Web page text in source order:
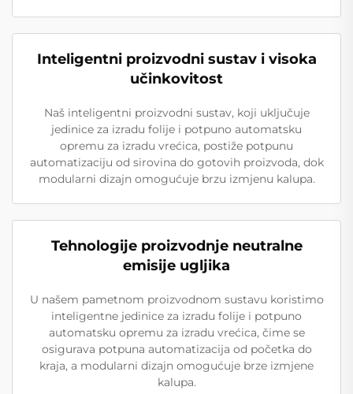
Inteligentni proizvodni sustav i visoka
učinkovitost
Naš inteligentni proizvodni sustav, koji uključuje
jedinice za izradu folije i potpuno automatsku
opremu za izradu vrećica, postiže potpunu
automatizaciju od sirovina do gotovih proizvoda, dok
modularni dizajn omogućuje brzu izmjenu kalupa.
Tehnologije proizvodnje neutralne
emisije ugljika
U našem pametnom proizvodnom sustavu koristimo
inteligentne jedinice za izradu folije i potpuno
automatsku opremu za izradu vrećica, čime se
osigurava potpuna automatizacija od početka do
kraja, a modularni dizajn omogućuje brze izmjene
kalupa.